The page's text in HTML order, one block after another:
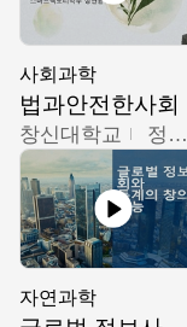
사회과학
법과안전한사회
창신대학교 정연균
자연과학